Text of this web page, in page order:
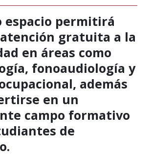
espacio permitirá
gratuita a la
en áreas como
fonoaudiología y
además
en un
campo formativo
de